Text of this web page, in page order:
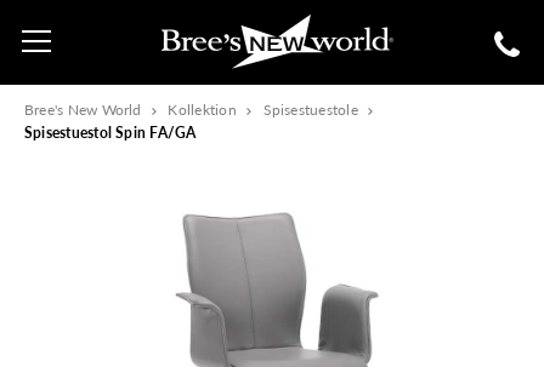
Bree's New World Kollektion
Spisestuestole
Spisestuestol Spin FA/GA